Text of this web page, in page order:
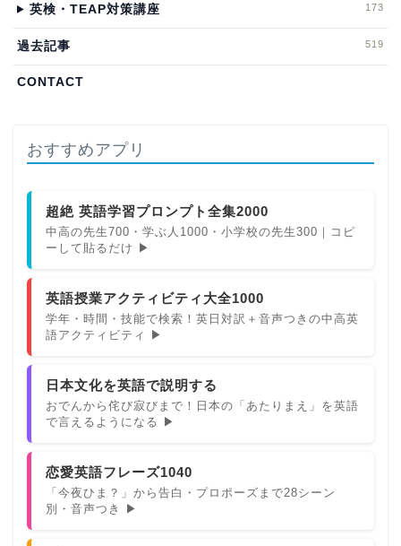
英検・TEAP対策講座 173
過去記事 519
CONTACT
おすすめアプリ
超絶 英語学習プロンプト全集2000
中高の先生700・学ぶ人1000・小学校の先生300｜コピ
ーして貼るだけ ▶
英語授業アクティビティ大全1000
学年・時間・技能で検索！英日対訳＋音声つきの中高英
語アクティビティ ▶
日本文化を英語で説明する
おでんから侘び寂びまで！日本の「あたりまえ」を英語
で言えるようになる ▶
恋愛英語フレーズ1040
「今夜ひま？」から告白・プロポーズまで28シーン
別・音声つき ▶